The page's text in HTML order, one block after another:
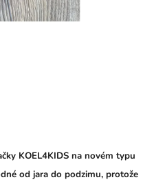
KOEL4KIDS na novém typu
od jara do podzimu, protože